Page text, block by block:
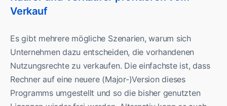
Verkauf
Es gibt mehrere mögliche Szenarien, warum sich
Unternehmen dazu entscheiden, die vorhandenen
Nutzungsrechte zu verkaufen. Die einfachste ist, dass
Rechner auf eine neuere (Major-)Version dieses
Programms umgestellt und so die bisher genutzten